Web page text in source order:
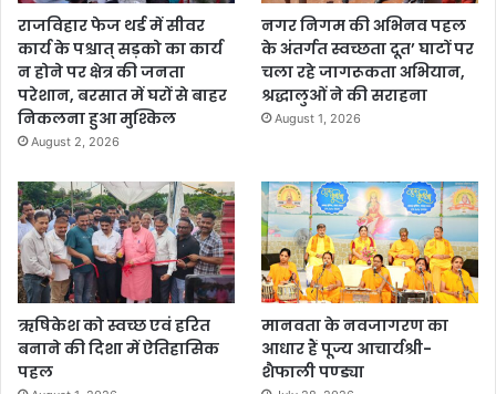
राजविहार फेज थर्ड में सीवर
कार्य के पश्चात् सड़को का कार्य
न होने पर क्षेत्र की जनता
परेशान, बरसात में घरों से बाहर
निकलना हुआ मुश्किल
August 2, 2026
नगर निगम की अभिनव पहल
के अंतर्गत स्वच्छता दूत’ घाटों पर
चला रहे जागरूकता अभियान,
श्रद्धालुओं ने की सराहना
August 1, 2026
ऋषिकेश को स्वच्छ एवं हरित
बनाने की दिशा में ऐतिहासिक
पहल
मानवता के नवजागरण का
आधार हैं पूज्य आचार्यश्री-
शैफाली पण्ड्या